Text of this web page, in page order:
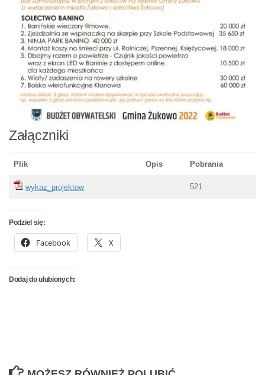
Załączniki
Plik Opis Pobrania
wykaz_projektow 521
Podziel się:
Facebook X
Dodaj do ulubionych: